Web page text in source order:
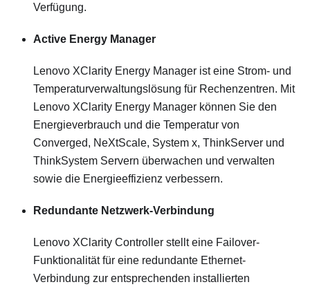
Verfügung.
Active Energy Manager
Lenovo XClarity Energy Manager ist eine Strom- und
Temperaturverwaltungslösung für Rechenzentren. Mit
Lenovo XClarity Energy Manager können Sie den
Energieverbrauch und die Temperatur von
Converged, NeXtScale, System x, ThinkServer und
ThinkSystem Servern überwachen und verwalten
sowie die Energieeffizienz verbessern.
Redundante Netzwerk-Verbindung
Lenovo XClarity Controller stellt eine Failover-
Funktionalität für eine redundante Ethernet-
Verbindung zur entsprechenden installierten